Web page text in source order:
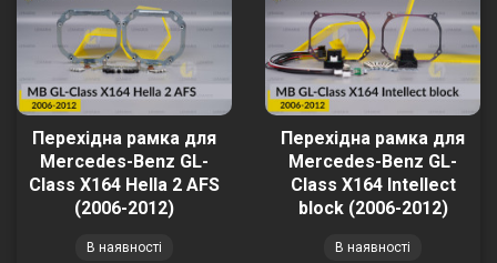
Перехідна рамка для
Mercedes-Benz GL-
Class X164 Hella 2 AFS
(2006-2012)
В наявності
Перехідна рамка для
Mercedes-Benz GL-
Class X164 Intellect
block (2006-2012)
В наявності